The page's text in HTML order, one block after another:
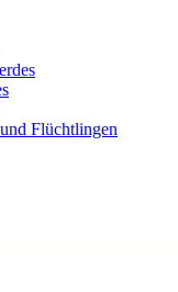
Flüchtlingen